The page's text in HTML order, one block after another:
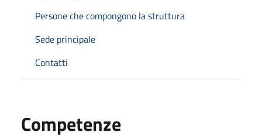
Persone che compongono la struttura
Sede principale
Contatti
Competenze